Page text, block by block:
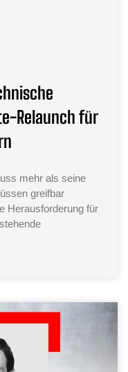
Relaunch für
mehr als seine
greifbar
Herausforderung für